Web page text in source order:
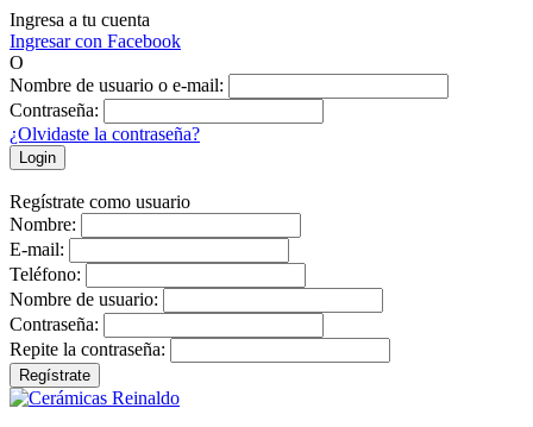
Ingresa a tu cuenta
Ingresar con Facebook
O
Nombre de usuario o e-mail:
Contraseña:
¿Olvidaste la contraseña?
Login
Regístrate como usuario
Nombre:
E-mail:
Teléfono:
Nombre de usuario:
Contraseña:
Repite la contraseña:
Regístrate